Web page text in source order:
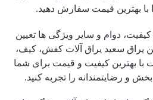
با بهترین قیمت سفارش دهید.
دوام و سایر ویژگی ها تعیین
یراق سعید یراق آلات کفش، کیف،
با بهترین کیفیت و قیمت برای شما
و رضایتمندانه را تجربه کنید.